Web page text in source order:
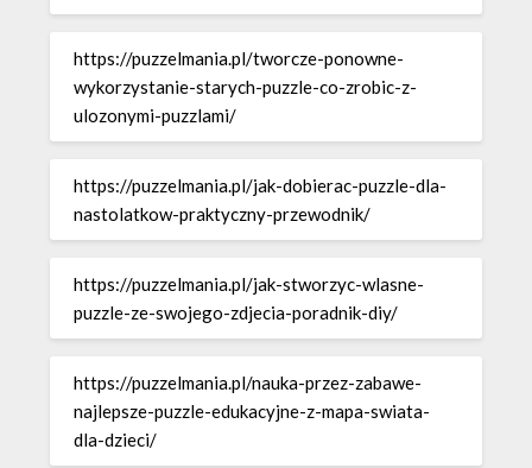
https://puzzelmania.pl/tworcze-ponowne-
wykorzystanie-starych-puzzle-co-zrobic-z-
ulozonymi-puzzlami/
https://puzzelmania.pl/jak-dobierac-puzzle-dla-
nastolatkow-praktyczny-przewodnik/
https://puzzelmania.pl/jak-stworzyc-wlasne-
puzzle-ze-swojego-zdjecia-poradnik-diy/
https://puzzelmania.pl/nauka-przez-zabawe-
najlepsze-puzzle-edukacyjne-z-mapa-swiata-
dla-dzieci/